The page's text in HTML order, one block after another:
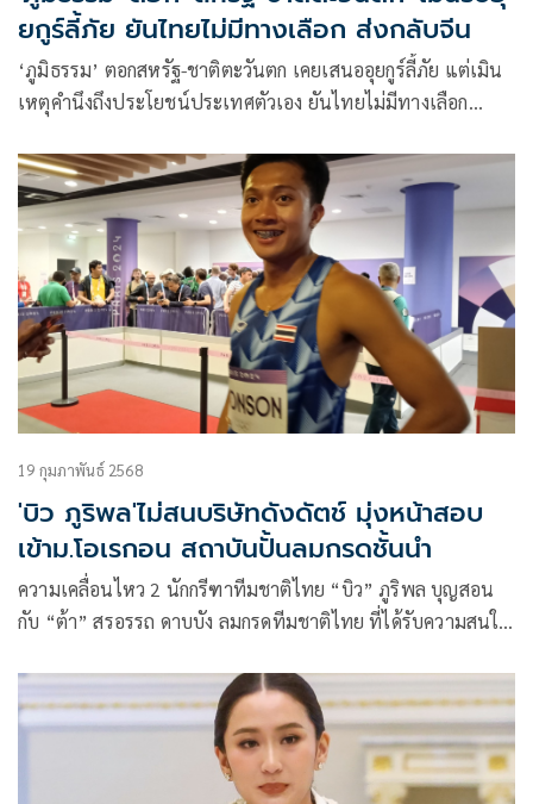
ยกูร์ลี้ภัย ยันไทยไม่มีทางเลือก ส่งกลับจีน
‘ภูมิธรรม’ ตอกสหรัฐ​-ชาติตะวันตก เคยเสนออุยกูร์ลี้ภัย​ แต่เมิน​
เหตุคำนึงถึงประโยชน์ประเทศตัวเอง​ ยัน​ไทยไม่มีทางเลือก​
บางราย​อย่าโหมจนเป็นเรื่อง​
19 กุมภาพันธ์ 2568
'บิว ภูริพล'ไม่สนบริษัทดังดัตช์ มุ่งหน้าสอบ
เข้าม.โอเรกอน สถาบันปั้นลมกรดชั้นนำ
ความเคลื่อนไหว 2 นักกรีฑาทีมชาติไทย “บิว” ภูริพล บุญสอน
กับ “ต้า” สรอรรถ ดาบบัง ลมกรดทีมชาติไทย ที่ได้รับความสนใจ
ประเทศเนเธอร์แลนด์ ที่ต้องการเซ็นสัญญา 2 ลมกรดไทยเข้า
เป็นนักกรีฑาอาชีพในสังกัด